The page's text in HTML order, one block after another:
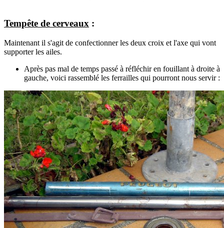
Tempête de cerveaux :
Maintenant il s'agit de confectionner les deux croix et l'axe qui vont
supporter les ailes.
Après pas mal de temps passé à réfléchir en fouillant à droite à
gauche, voici rassemblé les ferrailles qui pourront nous servir :